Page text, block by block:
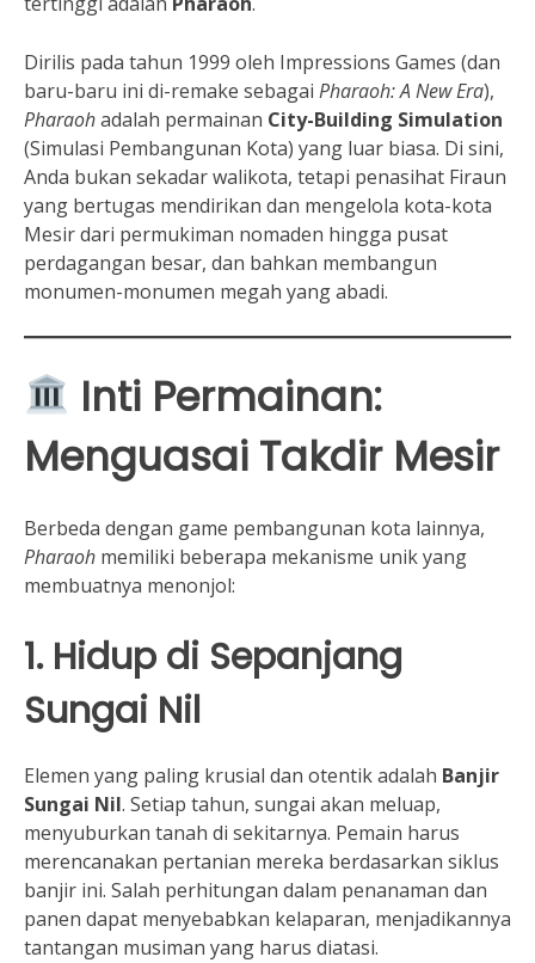
Dirilis pada tahun 1999 oleh Impressions Games (dan
baru-baru ini di-remake sebagai Pharaoh: A New Era),
Pharaohadalah permainan City-Building Simulation
(Simulasi Pembangunan Kota) yang luar biasa. Di sini,
Anda bukan sekadar walikota, tetapi penasihat Firaun
yang bertugas mendirikan dan mengelola kota-kota
Mesir dari permukiman nomaden hingga pusat
perdagangan besar, dan bahkan membangun
monumen-monumen megah yang abadi.
Inti Permainan:
Menguasai Takdir Mesir
Berbeda dengan game pembangunan kota lainnya,
Pharaoh memiliki beberapa mekanisme unik yang
membuatnya menonjol:
1. Hidup di Sepanjang
Sungai Nil
Elemen yang paling krusial dan otentik adalah Banjir
Sungai Nil. Setiap tahun, sungai akan meluap,
menyuburkan tanah di sekitarnya. Pemain harus
merencanakan pertanian mereka berdasarkan siklus
banjir ini. Salah perhitungan dalam penanaman dan
panen dapat menyebabkan kelaparan, menjadikannya
tantangan musiman yang harus diatasi.